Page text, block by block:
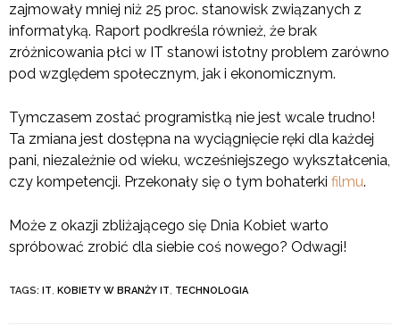
zajmowały mniej niż 25 proc. stanowisk związanych z
informatyką. Raport podkreśla również, że brak
zróżnicowania płci w IT stanowi istotny problem zarówno
pod względem społecznym, jak i ekonomicznym.
Tymczasem zostać programistką nie jest wcale trudno!
Ta zmiana jest dostępna na wyciągnięcie ręki dla każdej
pani, niezależnie od wieku, wcześniejszego wykształcenia,
czy kompetencji. Przekonały się o tym bohaterki filmu.
Może z okazji zbliżającego się Dnia Kobiet warto
spróbować zrobić dla siebie coś nowego? Odwagi!
TAGS: IT, KOBIETY W BRANŻY IT, TECHNOLOGIA